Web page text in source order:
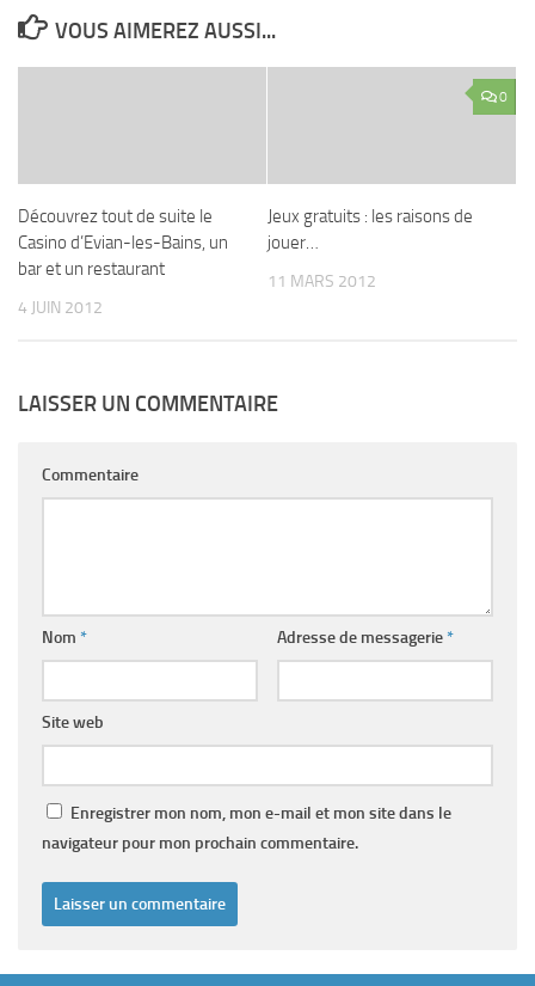
VOUS AIMEREZ AUSSI...
Découvrez tout de suite le
Casino d’Evian-les-Bains, un
bar et un restaurant
4 JUIN 2012
0
Jeux gratuits : les raisons de
jouer…
11 MARS 2012
LAISSER UN COMMENTAIRE
Commentaire
Nom * Adresse de messagerie*
Site web
Enregistrer mon nom, mon e-mail et mon site dans le
navigateur pour mon prochain commentaire.